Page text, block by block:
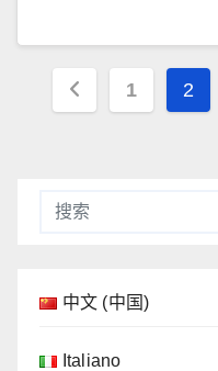
文
航
1 2
中文 (中国)
Italiano